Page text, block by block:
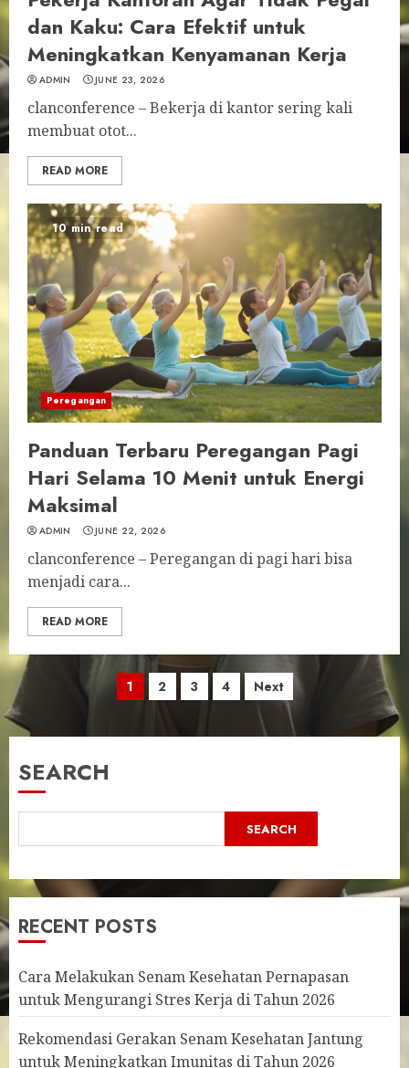
dan Kaku: Cara Efektif untuk
Meningkatkan Kenyamanan Kerja
ADMIN JUNE 23, 2026
clanconference – Bekerja di kantor sering kali
membuat otot...
READ MORE
10 min read
Peregangan
Panduan Terbaru Peregangan Pagi
Hari Selama 10 Menit untuk Energi
Maksimal
ADMIN JUNE 22, 2026
clanconference – Peregangan di pagi hari bisa
menjadi cara...
READ MORE
Posts
1 2 3 4 Next
SEARCH
SEARCH
RECENT POSTS
Cara Melakukan Senam Kesehatan Pernapasan
untuk Mengurangi Stres Kerja di Tahun 2026
Rekomendasi Gerakan Senam Kesehatan Jantung
untuk Meningkatkan Imunitas di Tahun 2026